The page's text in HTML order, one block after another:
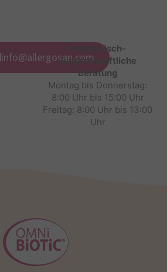
info@allergosan.com
Medizinisch-
wissenschaftliche
Beratung
Montag bis Donnerstag:
8:00 Uhr bis 15:00 Uhr
Freitag: 8:00 Uhr bis 13:00
Uhr